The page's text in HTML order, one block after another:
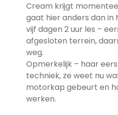
Cream krijgt
gaat hier anders dan in
vijf dagen 2 uur les –
afgesloten terrein,
weg.
Opmerkelijk – haar
techniek, ze weet nu
motorkap gebeurt en
werken.